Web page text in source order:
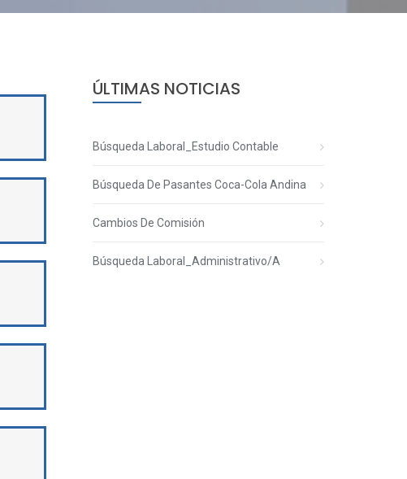
ÚLTIMAS NOTICIAS
Búsqueda Laboral_Estudio Contable
Búsqueda De Pasantes Coca-Cola Andina
Cambios De Comisión
Búsqueda Laboral_Administrativo/a